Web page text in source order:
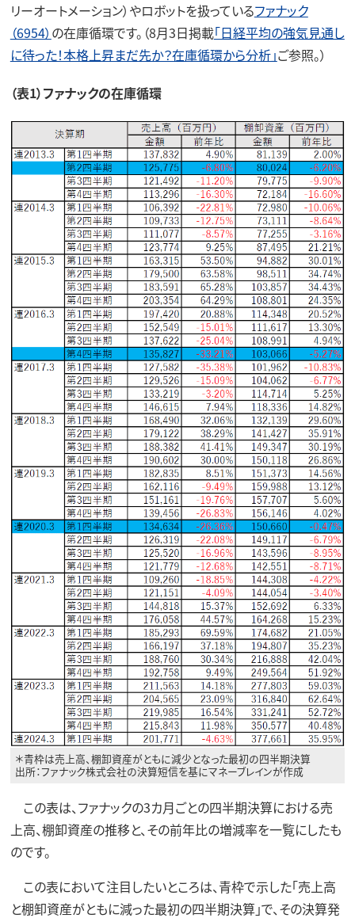
リーオートメーション）やロボットを扱っているファナック
（6954） の在庫循環です。（8月3日掲載「日経平均の強気見通し
に待った！本格上昇まだ先か？在庫循環から分析」ご参照。）
（表1）ファナックの在庫循環
＊青枠は売上高、棚卸資産がともに減少となった最初の四半期決算
出所：ファナック株式会社の決算短信を基にマネーブレインが作成
この表は、ファナックの3カ月ごとの四半期決算における売
上高、棚卸資産の推移と、その前年比の増減率を一覧にしたも
のです。
この表において注目したいところは、青枠で示した「売上高
と棚卸資産がともに減った最初の四半期決算」で、その決算発